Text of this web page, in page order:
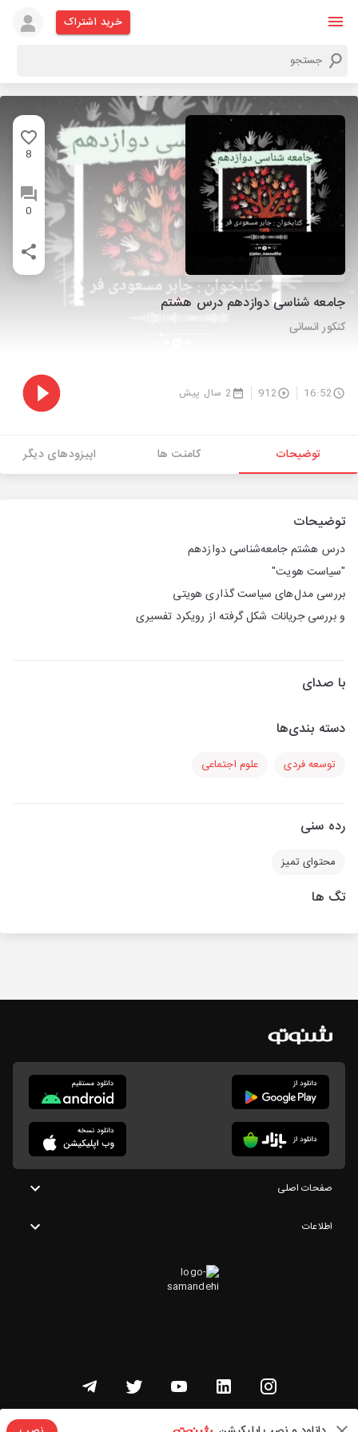
خرید اشتراک
8
0
جامعه شناسی دوازدهم درس هشتم
کنکور انسانی
16:52
912 2 سال پیش
توضیحات کامنت ها اپیزودهای دیگر
توضیحات
درس هشتم جامعه‌شناسی دوازدهم
"سیاست هویت"
بررسی مدل‌های سیاست گذاری هویتی
و بررسی جریانات شکل گرفته از رویکرد تفسیری
با صدای
دسته بندی‌ها
توسعه فردی علوم اجتماعی
رده سنی
محتوای تمیز
تگ ها
صفحات اصلی
اطلاعات
تمامی حقوق این وبسایت متعلق به شنوتو است